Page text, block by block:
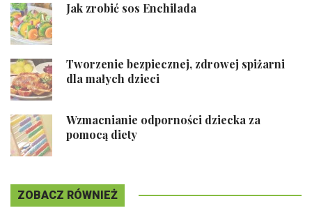
Jak zrobić sos Enchilada
Tworzenie bezpiecznej, zdrowej spiżarni
dla małych dzieci
Wzmacnianie odporności dziecka za
pomocą diety
ZOBACZ RÓWNIEŻ